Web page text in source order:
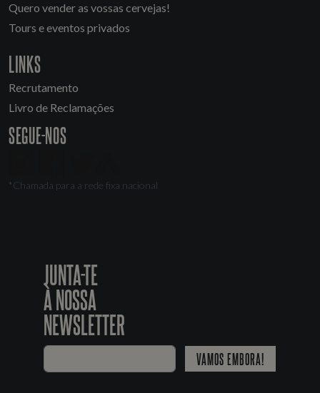
Quero vender as vossas cervejas!
Tours e eventos privados
LINKS
Recrutamento
Livro de Reclamações
SEGUE-NOS
*Chamada para a rede fixa nacional
JUNTA-TE
À NOSSA
NEWSLETTER
VAMOS EMBORA!